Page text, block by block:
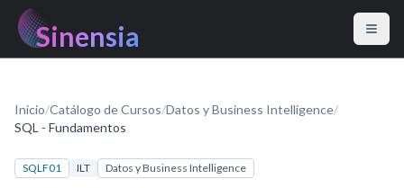
Sinensia
Inicio/Catálogo de Cursos/Datos y Business Intelligence/
SQL - Fundamentos
SQLF01 ILT Datos y Business Intelligence